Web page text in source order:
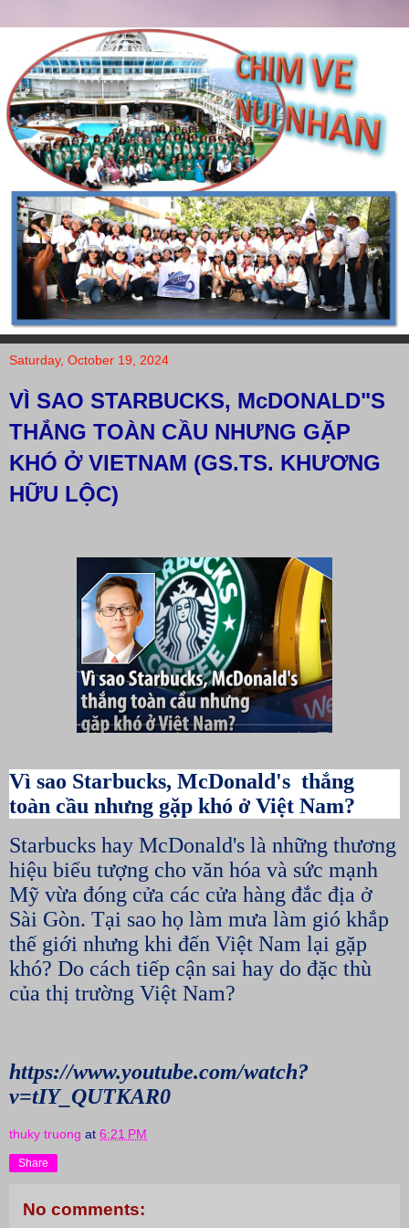
Saturday, October 19, 2024
VÌ SAO STARBUCKS, McDONALD"S
THẮNG TOÀN CẦU NHƯNG GẶP
KHÓ Ở VIETNAM (GS.TS. KHƯƠNG
HỮU LỘC)
Vì sao Starbucks, McDonald's thắng
toàn cầu nhưng gặp khó ở Việt Nam?
Starbucks hay McDonald's là những thương
hiệu biểu tượng cho văn hóa và sức mạnh
Mỹ vừa đóng cửa các cửa hàng đắc địa ở
Sài Gòn. Tại sao họ làm mưa làm gió khắp
thế giới nhưng khi đến Việt Nam lại gặp
khó? Do cách tiếp cận sai hay do đặc thù
của thị trường Việt Nam?
https://www.youtube.com/watch?
v=tIY_QUTKAR0
thuky truong at 6:21 PM
Share
No comments: